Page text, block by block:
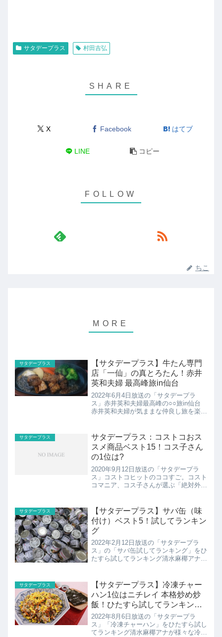
サタデープラス 村田吉弘
X Facebook はてブ
LINE コピー
ちこ
サタデープラス
【サタデープラス】牛たん専門
店「一仙」の真とろたん！赤井
英和夫婦 最高峰旅in仙台
2022年6月4日放送の「サタデープラ
ス」赤井英和夫婦最高峰の○○旅in仙台
赤井英和夫婦が気ままな仲良し旅を楽し
は真とろたんが食べられる一仙の紹介で
す。
サタデープラス
サタデープラス：コストコおス
スメ商品ベスト15！コス子さん
の1位は?
2020年9月12日放送の「サタデープラ
ス」コストコヒットのココすご。コスト
コマニア、コス子さんが選ぶ「絶対外せ
サタデープラス
【サタデープラス】サバ缶（味
付け）ベスト5！試してランキン
グ
2022年2月12日放送の「サタデープラ
ス」の「サバ缶試してランキング」をひ
たすら試してランキング清水麻椰アナ
底調査。 10時間以上かけて調べ上げた
サタプラ的サバ缶（味...
サタデープラス
【サタデープラス】冷凍チャー
ハン1位はニチレイ 本格炒め炒
飯！ひたすら試してランキング
ベスト5
2022年8月6日放送の「サタデープラ
ス」「冷凍チャーハン」をひたすら試し
てランキング清水麻椰アナが様々な冷凍